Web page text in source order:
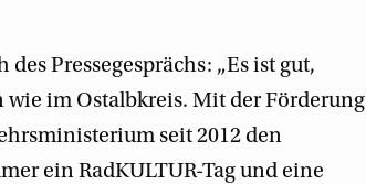
Pressegesprächs: „Es ist gut,
im Ostalbkreis. Mit der Förderung
seit 2012 den
ein RadKULTUR-Tag und eine